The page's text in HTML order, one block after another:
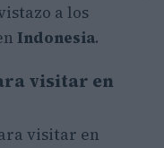
a los
Indonesia.
visitar en
visitar en